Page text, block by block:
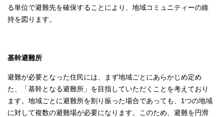
る単位で避難先を確保することにより、地域コミュニティーの維
持を図ります。
基幹避難所
避難が必要となった住民には、まず地域ごとにあらかじめ定め
た、「基幹となる避難所」を目指していただくことを考えており
ます。地域ごとに避難所を割り振った場合であっても、1つの地域
に対して複数の避難場が必要になります。このため、避難を円滑